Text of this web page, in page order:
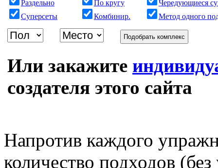
Раздельно
Суперсеты
По кругу
Комбинир.
Чередующиеся
Метод одного
Подобрать комплекс
Или закажите
создателя этого сайта
Напротив каждого
количество подходов